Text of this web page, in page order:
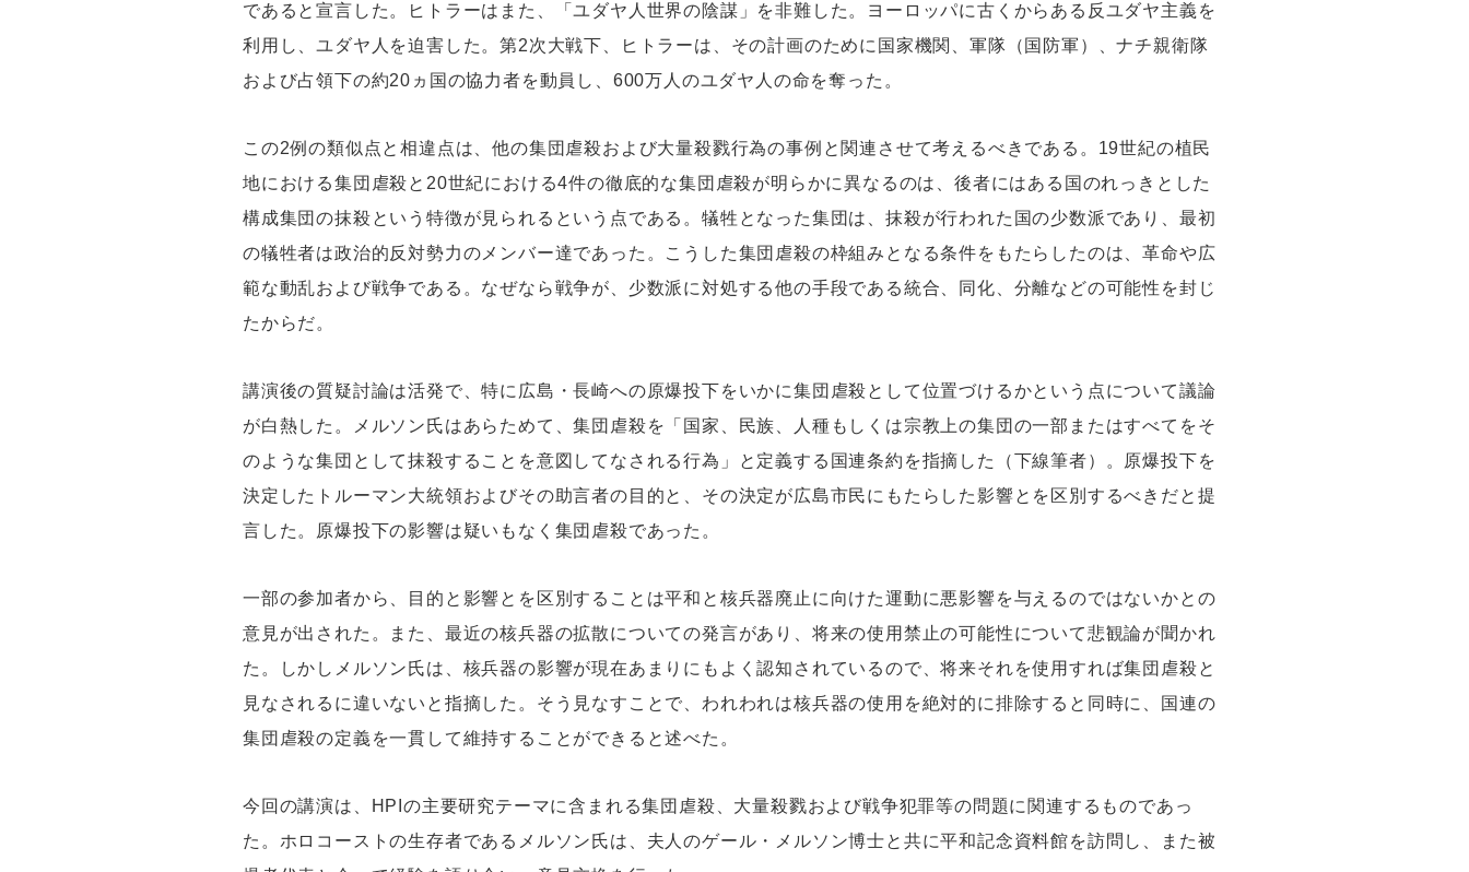
であると宣言した。ヒトラーはまた、「ユダヤ人世界の陰謀」を非難した。ヨーロッパに古くからある反ユダヤ主義を
利用し、ユダヤ人を迫害した。第2次大戦下、ヒトラーは、その計画のために国家機関、軍隊（国防軍）、ナチ親衛隊
および占領下の約20ヵ国の協力者を動員し、600万人のユダヤ人の命を奪った。
この2例の類似点と相違点は、他の集団虐殺および大量殺戮行為の事例と関連させて考えるべきである。19世紀の植民
地における集団虐殺と20世紀における4件の徹底的な集団虐殺が明らかに異なるのは、後者にはある国のれっきとした
構成集団の抹殺という特徴が見られるという点である。犠牲となった集団は、抹殺が行われた国の少数派であり、最初
の犠牲者は政治的反対勢力のメンバー達であった。こうした集団虐殺の枠組みとなる条件をもたらしたのは、革命や広
範な動乱および戦争である。なぜなら戦争が、少数派に対処する他の手段である統合、同化、分離などの可能性を封じ
たからだ。
講演後の質疑討論は活発で、特に広島・長崎への原爆投下をいかに集団虐殺として位置づけるかという点について議論
が白熱した。メルソン氏はあらためて、集団虐殺を「国家、民族、人種もしくは宗教上の集団の一部またはすべてをそ
のような集団として抹殺することを意図してなされる行為」と定義する国連条約を指摘した（下線筆者）。原爆投下を
決定したトルーマン大統領およびその助言者の目的と、その決定が広島市民にもたらした影響とを区別するべきだと提
言した。原爆投下の影響は疑いもなく集団虐殺であった。
一部の参加者から、目的と影響とを区別することは平和と核兵器廃止に向けた運動に悪影響を与えるのではないかとの
意見が出された。また、最近の核兵器の拡散についての発言があり、将来の使用禁止の可能性について悲観論が聞かれ
た。しかしメルソン氏は、核兵器の影響が現在あまりにもよく認知されているので、将来それを使用すれば集団虐殺と
見なされるに違いないと指摘した。そう見なすことで、われわれは核兵器の使用を絶対的に排除すると同時に、国連の
集団虐殺の定義を一貫して維持することができると述べた。
今回の講演は、HPIの主要研究テーマに含まれる集団虐殺、大量殺戮および戦争犯罪等の問題に関連するものであっ
た。ホロコーストの生存者であるメルソン氏は、夫人のゲール・メルソン博士と共に平和記念資料館を訪問し、また被